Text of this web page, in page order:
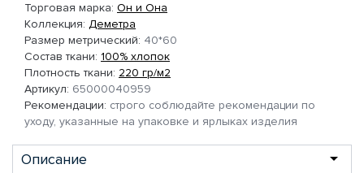
Торговая марка: Он и Она
Коллекция: Деметра
Размер метрический: 40*60
Состав ткани: 100% хлопок
Плотность ткани: 220 гр/м2
Артикул: 65000040959
Рекомендации: строго соблюдайте рекомендации по
уходу, указанные на упаковке и ярлыках изделия
Описание